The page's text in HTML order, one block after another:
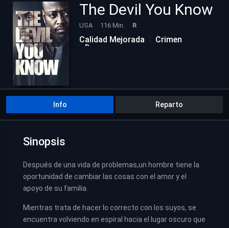
The Devil You Know
USA 116 Min. R
Calidad Mejorada
Crimen
Drama
Info Reparto
Sinopsis
Después de una vida de problemas,un hombre tiene la
oportunidad de cambiar las cosas con el amor y el
apoyo de su familia.
Mientras trata de hacer lo correcto con los suyos, se
encuentra volviendo en espiral hacia el lugar oscuro que